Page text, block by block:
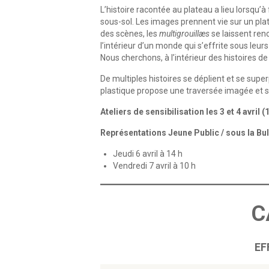
L’histoire racontée au plateau a lieu
sous-sol. Les images prennent vie sur un
des scènes, les multigrouillæsse laissent
l’intérieur d’un monde qui s’effrite sous
Nous cherchons, à l’intérieur des histoires
De multiples histoires se déplient et se
plastique propose une traversée imagée et
Ateliers de sensibilisation les 3 et 4 avril
Représentations Jeune Public / sous la
Jeudi 6 avril à 14 h
Vendredi 7 avril à 10 h